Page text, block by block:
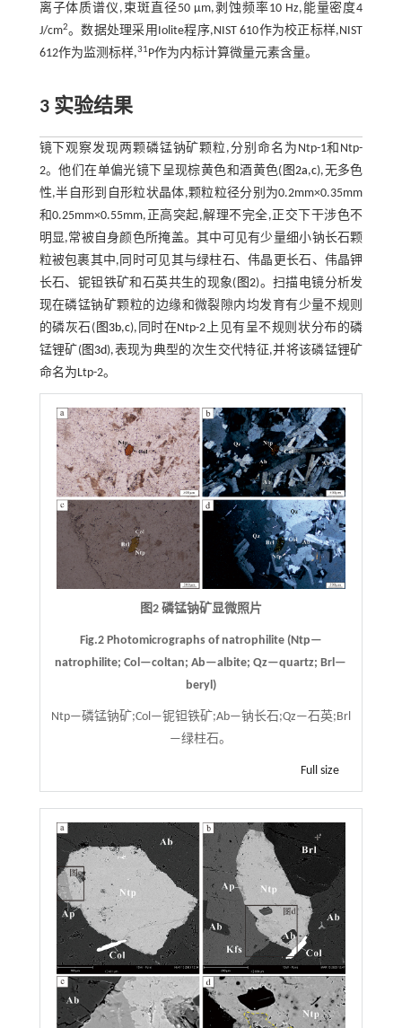
离子体质谱仪,束斑直径50 μm,剥蚀频率10 Hz,能量密度4
J/cm2。数据处理采用Iolite程序,NIST 610作为校正标样,NIST
612作为监测标样,31 P作为内标计算微量元素含量。
3 实验结果
镜下观察发现两颗磷锰钠矿颗粒,分别命名为Ntp-1和Ntp-
2。他们在单偏光镜下呈现棕黄色和酒黄色( 图2a,c),无多色
性,半自形到自形粒状晶体,颗粒粒径分别为0.2mm×0.35mm
和0.25mm×0.55mm,正高突起,解理不完全,正交下干涉色不
明显,常被自身颜色所掩盖。其中可见有少量细小钠长石颗
粒被包裹其中,同时可见其与绿柱石、伟晶更长石、伟晶钾
长石、铌钽铁矿和石英共生的现象( 图2)。扫描电镜分析发
现在磷锰钠矿颗粒的边缘和微裂隙内均发育有少量不规则
的磷灰石( 图3b,c),同时在Ntp-2上见有呈不规则状分布的磷
锰锂矿( 图3d),表现为典型的次生交代特征,并将该磷锰锂矿
命名为Ltp-2。
图2 磷锰钠矿显微照片
Fig.2 Photomicrographs of natrophilite (Ntp—
natrophilite; Col—coltan; Ab—albite; Qz—quartz; Brl—
beryl)
Ntp—磷锰钠矿;Col—铌钽铁矿;Ab—钠长石;Qz—石英;Brl
—绿柱石。
Full size